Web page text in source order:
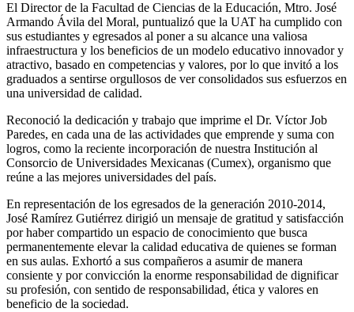
El Director de la Facultad de Ciencias de la Educación, Mtro. José
Armando Ávila del Moral, puntualizó que la UAT ha cumplido con
sus estudiantes y egresados al poner a su alcance una valiosa
infraestructura y los beneficios de un modelo educativo innovador y
atractivo, basado en competencias y valores, por lo que invitó a los
graduados a sentirse orgullosos de ver consolidados sus esfuerzos en
una universidad de calidad.
Reconoció la dedicación y trabajo que imprime el Dr. Víctor Job
Paredes, en cada una de las actividades que emprende y suma con
logros, como la reciente incorporación de nuestra Institución al
Consorcio de Universidades Mexicanas (Cumex), organismo que
reúne a las mejores universidades del país.
En representación de los egresados de la generación 2010-2014,
José Ramírez Gutiérrez dirigió un mensaje de gratitud y satisfacción
por haber compartido un espacio de conocimiento que busca
permanentemente elevar la calidad educativa de quienes se forman
en sus aulas. Exhortó a sus compañeros a asumir de manera
consiente y por convicción la enorme responsabilidad de dignificar
su profesión, con sentido de responsabilidad, ética y valores en
beneficio de la sociedad.